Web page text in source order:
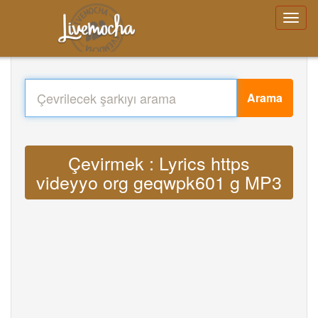
Arama
Çevirmek : Lyrics https
videyyo org geqwpk601 g MP3